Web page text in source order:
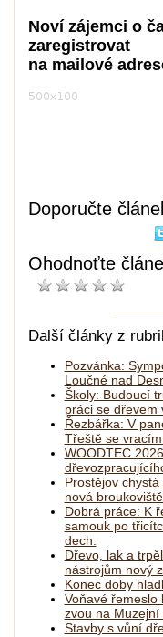
Noví zájemci o
zaregistrovat
na mailové
Doporučte
Ohodnoťte
Další články z
Pozvánka:
Loučné nad
Školy: Budoucí
práci se dřevem
Řezbářka: V
Třeště se vracím
WOODTEC
Prostějov
nová broukoviště.
Dobrá práce: K
samouk po
dech.
Dřevo, lak a
nástrojům nový
Konec doby
Voňavé řemeslo
zvou na Muzejní
Stavby s vůní